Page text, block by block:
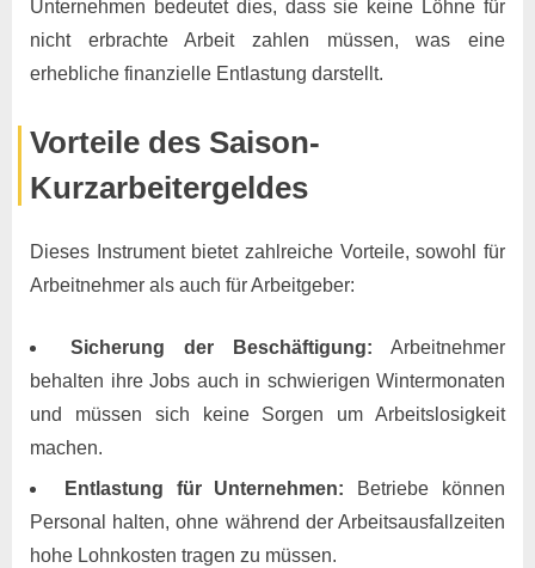
Unternehmen bedeutet dies, dass sie keine Löhne für
nicht erbrachte Arbeit zahlen müssen, was eine
erhebliche finanzielle Entlastung darstellt.
Vorteile des Saison-
Kurzarbeitergeldes
Dieses Instrument bietet zahlreiche Vorteile, sowohl für
Arbeitnehmer als auch für Arbeitgeber:
Sicherung der Beschäftigung: Arbeitnehmer
behalten ihre Jobs auch in schwierigen Wintermonaten
und müssen sich keine Sorgen um Arbeitslosigkeit
machen.
Entlastung für Unternehmen: Betriebe können
Personal halten, ohne während der Arbeitsausfallzeiten
hohe Lohnkosten tragen zu müssen.